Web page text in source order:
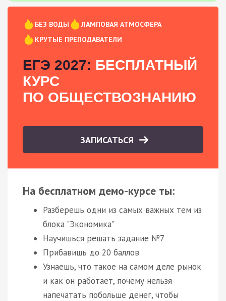
БЕЗ ВОДЫ
ЛАМПОВАЯ АТМОСФЕРА
КРУТЫЕ ПРЕПОДАВАТЕЛИ
ЕГЭ 2027: БЕСПЛАТНЫЙ
КУРС
ПО ОБЩЕСТВОЗНАНИЮ
ЗАПИСАТЬСЯ
На бесплатном демо-курсе ты:
Разберешь одни из самых важных тем из
блока "Экономика"
Научишься решать задание №7
Прибавишь до 20 баллов
Узнаешь, что такое на самом деле рынок
и как он работает, почему нельзя
напечатать побольше денег, чтобы